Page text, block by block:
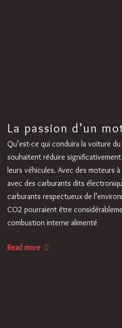
La passion d’un
Qu’est-ce qui conduira la voiture
souhaitent réduire
leurs véhicules. Avec des moteurs
avec des carburants dits
carburants respectueux de
CO2 pourraient être
combustion interne alimenté
Read more